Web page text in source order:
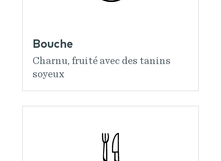
Bouche
Charnu, fruité avec des tanins
soyeux